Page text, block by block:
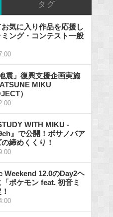
タグ
気に入り作品を応援し
ング・コンテスト一般
震」復興支援企画実施
MIKU
）
WITH MIKU -
』で公開！ボサノバア
締めくくり！
Weekend 12.0のDay2ヘ
ポケモン feat. 初音ミ